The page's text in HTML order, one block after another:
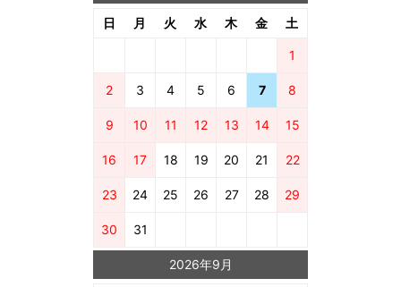
日 月 火 水 木 金 土
1
2 3 4 5 6 7 8
9 10 11 12 13 14 15
16 17 18 19 20 21 22
23 24 25 26 27 28 29
30 31
2026年9月